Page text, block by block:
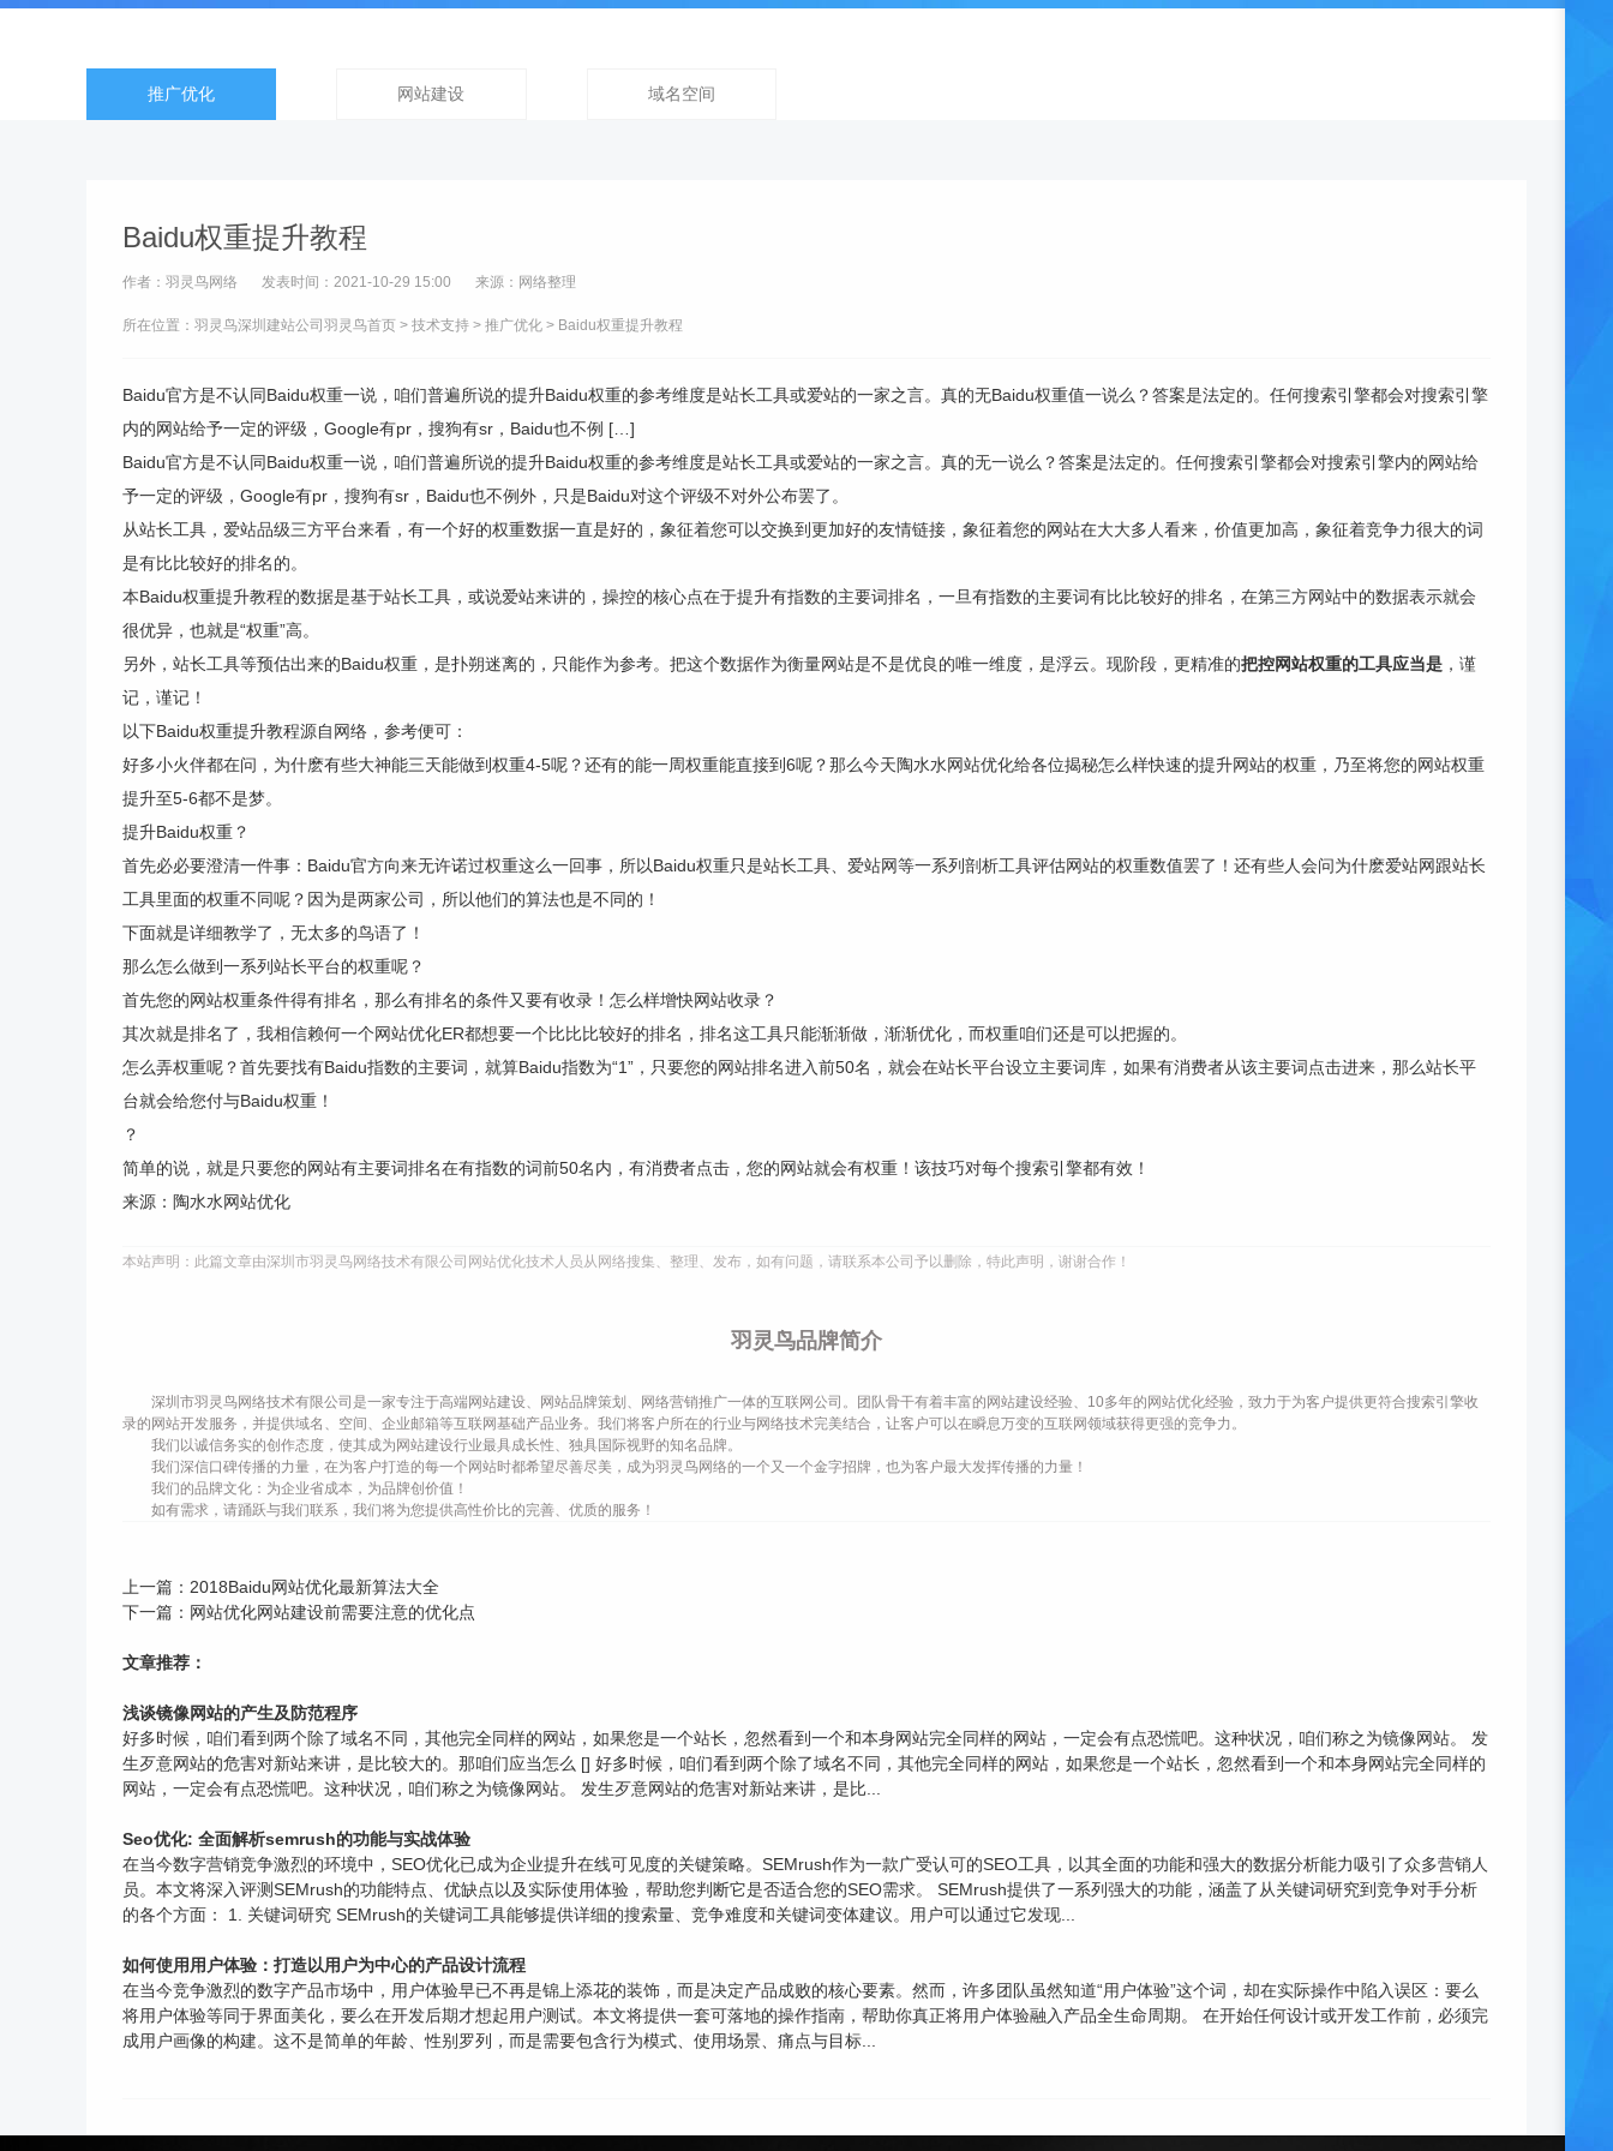
推广优化 网站建设 域名空间
Baidu权重提升教程
作者：羽灵鸟网络 发表时间：2021-10-29 15:00 来源：网络整理
所在位置：羽灵鸟深圳建站公司 羽灵鸟首页 > 技术支持 > 推广优化 > Baidu权重提升教程
Baidu官方是不认同Baidu权重一说，咱们普遍所说的提升Baidu权重的参考维度是站长工具或爱站的一家之言。真的无Baidu权重值一说么？答案是法定的。任何搜索引擎都会对搜索引擎
内的网站给予一定的评级，Google有pr，搜狗有sr，Baidu也不例 […]
Baidu官方是不认同Baidu权重一说，咱们普遍所说的提升Baidu权重的参考维度是站长工具或爱站的一家之言。真的无一说么？答案是法定的。任何搜索引擎都会对搜索引擎内的网站给
予一定的评级，Google有pr，搜狗有sr，Baidu也不例外，只是Baidu对这个评级不对外公布罢了。
从站长工具，爱站品级三方平台来看，有一个好的权重数据一直是好的，象征着您可以交换到更加好的友情链接，象征着您的网站在大大多人看来，价值更加高，象征着竞争力很大的词
是有比比较好的排名的。
本Baidu权重提升教程的数据是基于站长工具，或说爱站来讲的，操控的核心点在于提升有指数的主要词排名，一旦有指数的主要词有比比较好的排名，在第三方网站中的数据表示就会
很优异，也就是“权重”高。
另外，站长工具等预估出来的Baidu权重，是扑朔迷离的，只能作为参考。把这个数据作为衡量网站是不是优良的唯一维度，是浮云。现阶段，更精准的把控网站权重的工具应当是 ，谨
记，谨记！
以下Baidu权重提升教程源自网络，参考便可：
好多小火伴都在问，为什麽有些大神能三天能做到权重4-5呢？还有的能一周权重能直接到6呢？那么今天陶水水网站优化给各位揭秘怎么样快速的提升网站的权重，乃至将您的网站权重
提升至5-6都不是梦。
提升Baidu权重？
首先必必要澄清一件事：Baidu官方向来无许诺过权重这么一回事，所以Baidu权重只是站长工具、爱站网等一系列剖析工具评估网站的权重数值罢了！还有些人会问为什麽爱站网跟站长
工具里面的权重不同呢？因为是两家公司，所以他们的算法也是不同的！
下面就是详细教学了，无太多的鸟语了！
那么怎么做到一系列站长平台的权重呢？
首先您的网站权重条件得有排名，那么有排名的条件又要有收录！怎么样增快网站收录？
其次就是排名了，我相信赖何一个网站优化ER都想要一个比比比较好的排名，排名这工具只能渐渐做，渐渐优化，而权重咱们还是可以把握的。
怎么弄权重呢？首先要找有Baidu指数的主要词，就算Baidu指数为“1”，只要您的网站排名进入前50名，就会在站长平台设立主要词库，如果有消费者从该主要词点击进来，那么站长平
台就会给您付与Baidu权重！
？
简单的说，就是只要您的网站有主要词排名在有指数的词前50名内，有消费者点击，您的网站就会有权重！该技巧对每个搜索引擎都有效！
来源：陶水水网站优化
本站声明：此篇文章由深圳市羽灵鸟网络技术有限公司网站优化技术人员从网络搜集、整理、发布，如有问题，请联系本公司予以删除，特此声明，谢谢合作！
羽灵鸟品牌简介
深圳市羽灵鸟网络技术有限公司是一家专注于高端网站建设、网站品牌策划、网络营销推广一体的互联网公司。团队骨干有着丰富的网站建设经验、10多年的网站优化经验，致力于为客户提供更符合搜索引擎收
录的网站开发服务，并提供域名、空间、企业邮箱等互联网基础产品业务。我们将客户所在的行业与网络技术完美结合，让客户可以在瞬息万变的互联网领域获得更强的竞争力。
我们以诚信务实的创作态度，使其成为网站建设行业最具成长性、独具国际视野的知名品牌。
我们深信口碑传播的力量，在为客户打造的每一个网站时都希望尽善尽美，成为羽灵鸟网络的一个又一个金字招牌，也为客户最大发挥传播的力量！
我们的品牌文化：为企业省成本，为品牌创价值！
如有需求，请踊跃与我们联系，我们将为您提供高性价比的完善、优质的服务！
上一篇： 2018Baidu网站优化最新算法大全
下一篇： 网站优化网站建设前需要注意的优化点
文章推荐：
浅谈镜像网站的产生及防范程序
好多时候，咱们看到两个除了域名不同，其他完全同样的网站，如果您是一个站长，忽然看到一个和本身网站完全同样的网站，一定会有点恐慌吧。这种状况，咱们称之为镜像网站。 发
生歹意网站的危害对新站来讲，是比较大的。那咱们应当怎么 [] 好多时候，咱们看到两个除了域名不同，其他完全同样的网站，如果您是一个站长，忽然看到一个和本身网站完全同样的
网站，一定会有点恐慌吧。这种状况，咱们称之为镜像网站。 发生歹意网站的危害对新站来讲，是比...
Seo优化: 全面解析semrush的功能与实战体验
在当今数字营销竞争激烈的环境中，SEO优化已成为企业提升在线可见度的关键策略。SEMrush作为一款广受认可的SEO工具，以其全面的功能和强大的数据分析能力吸引了众多营销人
员。本文将深入评测SEMrush的功能特点、优缺点以及实际使用体验，帮助您判断它是否适合您的SEO需求。 SEMrush提供了一系列强大的功能，涵盖了从关键词研究到竞争对手分析
的各个方面： 1. 关键词研究 SEMrush的关键词工具能够提供详细的搜索量、竞争难度和关键词变体建议。用户可以通过它发现...
如何使用用户体验：打造以用户为中心的产品设计流程
在当今竞争激烈的数字产品市场中，用户体验早已不再是锦上添花的装饰，而是决定产品成败的核心要素。然而，许多团队虽然知道“用户体验”这个词，却在实际操作中陷入误区：要么
将用户体验等同于界面美化，要么在开发后期才想起用户测试。本文将提供一套可落地的操作指南，帮助你真正将用户体验融入产品全生命周期。 在开始任何设计或开发工作前，必须完
成用户画像的构建。这不是简单的年龄、性别罗列，而是需要包含行为模式、使用场景、痛点与目标...